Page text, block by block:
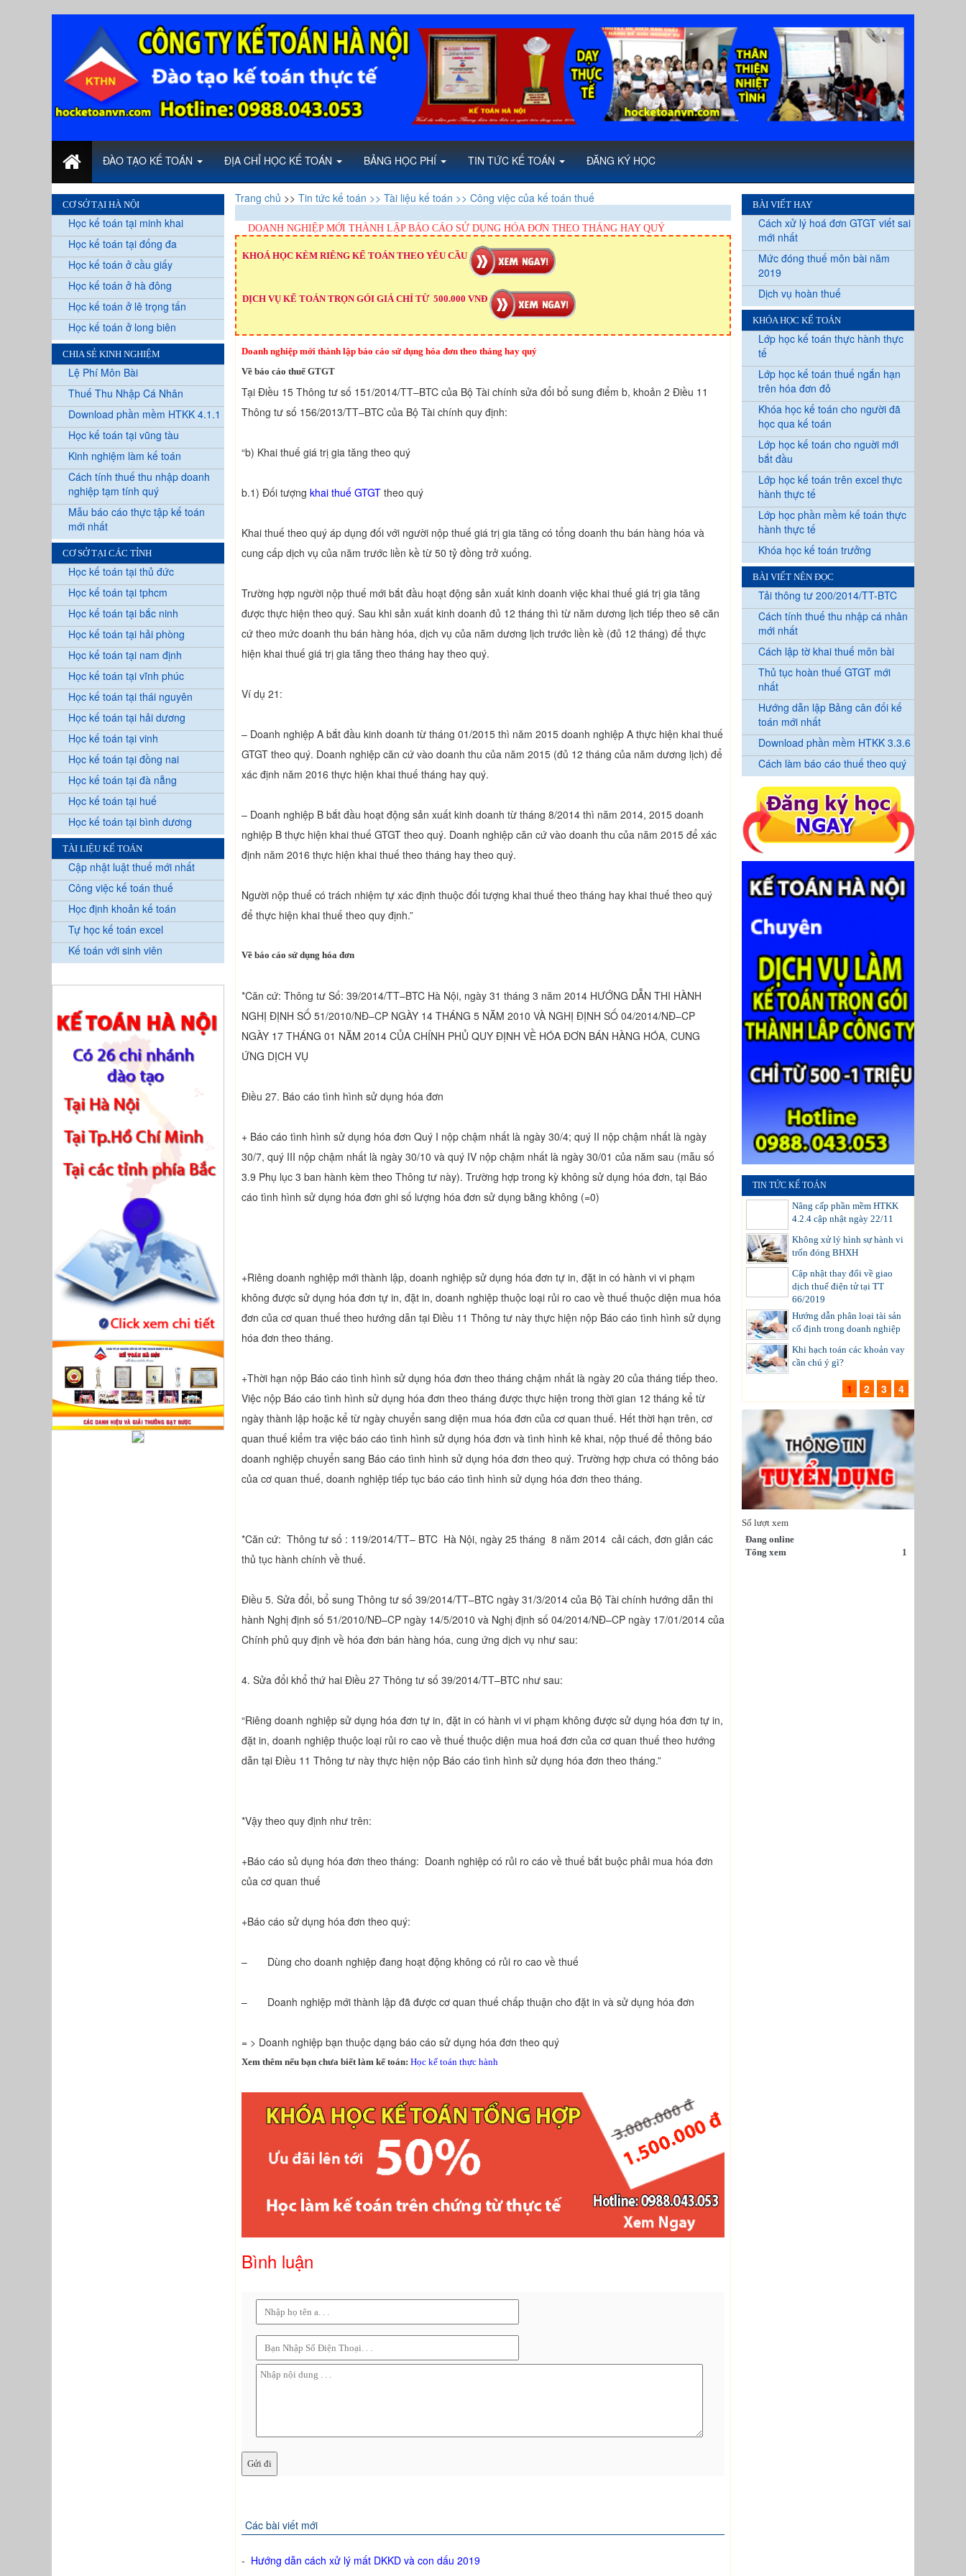
ĐÀO TẠO KẾ TOÁN ĐỊA CHỈ HỌC KẾ TOÁN BẢNG HỌC PHÍ TIN TỨC KẾ TOÁN ĐĂNG KÝ HỌC
CƠ SỞ TẠI HÀ NỘI
Học kế toán tại minh khai
Học kế toán tại đống đa
Học kế toán ở cầu giấy
Học kế toán ở hà đông
Học kế toán ở lê trọng tấn
Học kế toán ở long biên
CHIA SẺ KINH NGHIỆM
Lệ Phí Môn Bài
Thuế Thu Nhập Cá Nhân
Download phần mềm HTKK 4.1.1
Học kế toán tại vũng tàu
Kinh nghiệm làm kế toán
Cách tính thuế thu nhập doanh
nghiệp tạm tính quý
Mẫu báo cáo thực tập kế toán
mới nhất
CƠ SỞ TẠI CÁC TỈNH
Học kế toán tại thủ đức
Học kế toán tại tphcm
Học kế toán tại bắc ninh
Học kế toán tại hải phòng
Học kế toán tại nam định
Học kế toán tại vĩnh phúc
Học kế toán tại thái nguyên
Học kế toán tại hải dương
Học kế toán tại vinh
Học kế toán tại đồng nai
Học kế toán tại đà nẵng
Học kế toán tại huế
Học kế toán tại bình dương
TÀI LIỆU KẾ TOÁN
Cập nhật luật thuế mới nhất
Công việc kế toán thuế
Học định khoản kế toán
Tự học kế toán excel
Kế toán với sinh viên
Trang chủ >> Tin tức kế toán >> Tài liệu kế toán >> Công việc của kế toán thuế
DOANH NGHIỆP MỚI THÀNH LẬP BÁO CÁO SỬ DỤNG HÓA ĐƠN THEO THÁNG HAY QUÝ
KHOÁ HỌC KÈM RIÊNG KẾ TOÁN THEO YÊU CẦU
DỊCH VỤ KẾ TOÁN TRỌN GÓI GIÁ CHỈ TỪ 500.000 VNĐ
Doanh nghiệp mới thành lập báo cáo sử dụng hóa đơn theo tháng hay quý
Về báo cáo thuế GTGT
Tại Điều 15 Thông tư số 151/2014/TT–BTC của Bộ Tài chính sửa đổi bổ sung điểm b, khoản 2 Điều 11
Thông tư số 156/2013/TT–BTC của Bộ Tài chính quy định:
“b) Khai thuế giá trị gia tăng theo quý
b.1) Đối tượng khai thuế GTGT theo quý
Khai thuế theo quý áp dụng đối với người nộp thuế giá trị gia tăng có tổng doanh thu bán hàng hóa và
cung cấp dịch vụ của năm trước liền kề từ 50 tỷ đồng trở xuống.
Trường hợp người nộp thuế mới bắt đầu hoạt động sản xuất kinh doanh việc khai thuế giá trị gia tăng
được thực hiện theo quý. Sau khi sản xuất kinh doanh đủ 12 tháng thì từ năm dương lịch tiếp theo sẽ căn
cứ theo mức doanh thu bán hàng hóa, dịch vụ của năm dương lịch trước liền kề (đủ 12 tháng) để thực
hiện khai thuế giá trị gia tăng theo tháng hay theo quý.
Ví dụ 21:
– Doanh nghiệp A bắt đầu kinh doanh từ tháng 01/2015 thì năm 2015 doanh nghiệp A thực hiện khai thuế
GTGT theo quý. Doanh nghiệp căn cứ vào doanh thu của năm 2015 (đủ 12 tháng của năm dương lịch) để
xác định năm 2016 thực hiện khai thuế tháng hay quý.
– Doanh nghiệp B bắt đầu hoạt động sản xuất kinh doanh từ tháng 8/2014 thì năm 2014, 2015 doanh
nghiệp B thực hiện khai thuế GTGT theo quý. Doanh nghiệp căn cứ vào doanh thu của năm 2015 để xác
định năm 2016 thực hiện khai thuế theo tháng hay theo quý.
Người nộp thuế có trách nhiệm tự xác định thuộc đối tượng khai thuế theo tháng hay khai thuế theo quý
để thực hiện khai thuế theo quy định.”
Về báo cáo sử dụng hóa đơn
*Căn cứ: Thông tư Số: 39/2014/TT–BTC Hà Nội, ngày 31 tháng 3 năm 2014 HƯỚNG DẪN THI HÀNH
NGHỊ ĐỊNH SỐ 51/2010/NĐ–CP NGÀY 14 THÁNG 5 NĂM 2010 VÀ NGHỊ ĐỊNH SỐ 04/2014/NĐ–CP
NGÀY 17 THÁNG 01 NĂM 2014 CỦA CHÍNH PHỦ QUY ĐỊNH VỀ HÓA ĐƠN BÁN HÀNG HÓA, CUNG
ỨNG DỊCH VỤ
Điều 27. Báo cáo tình hình sử dụng hóa đơn
+ Báo cáo tình hình sử dụng hóa đơn Quý I nộp chậm nhất là ngày 30/4; quý II nộp chậm nhất là ngày
30/7, quý III nộp chậm nhất là ngày 30/10 và quý IV nộp chậm nhất là ngày 30/01 của năm sau (mẫu số
3.9 Phụ lục 3 ban hành kèm theo Thông tư này). Trường hợp trong kỳ không sử dụng hóa đơn, tại Báo
cáo tình hình sử dụng hóa đơn ghi số lượng hóa đơn sử dụng bằng không (=0)
+Riêng doanh nghiệp mới thành lập, doanh nghiệp sử dụng hóa đơn tự in, đặt in có hành vi vi phạm
không được sử dụng hóa đơn tự in, đặt in, doanh nghiệp thuộc loại rủi ro cao về thuế thuộc diện mua hóa
đơn của cơ quan thuế theo hướng dẫn tại Điều 11 Thông tư này thực hiện nộp Báo cáo tình hình sử dụng
hóa đơn theo tháng.
+Thời hạn nộp Báo cáo tình hình sử dụng hóa đơn theo tháng chậm nhất là ngày 20 của tháng tiếp theo.
Việc nộp Báo cáo tình hình sử dụng hóa đơn theo tháng được thực hiện trong thời gian 12 tháng kể từ
ngày thành lập hoặc kể từ ngày chuyển sang diện mua hóa đơn của cơ quan thuế. Hết thời hạn trên, cơ
quan thuế kiểm tra việc báo cáo tình hình sử dụng hóa đơn và tình hình kê khai, nộp thuế để thông báo
doanh nghiệp chuyển sang Báo cáo tình hình sử dụng hóa đơn theo quý. Trường hợp chưa có thông báo
của cơ quan thuế, doanh nghiệp tiếp tục báo cáo tình hình sử dụng hóa đơn theo tháng.
*Căn cứ: Thông tư số : 119/2014/TT– BTC Hà Nội, ngày 25 tháng 8 năm 2014 cải cách, đơn giản các
thủ tục hành chính về thuế.
Điều 5. Sửa đổi, bổ sung Thông tư số 39/2014/TT–BTC ngày 31/3/2014 của Bộ Tài chính hướng dẫn thi
hành Nghị định số 51/2010/NĐ–CP ngày 14/5/2010 và Nghị định số 04/2014/NĐ–CP ngày 17/01/2014 của
Chính phủ quy định về hóa đơn bán hàng hóa, cung ứng dịch vụ như sau:
4. Sửa đổi khổ thứ hai Điều 27 Thông tư số 39/2014/TT–BTC như sau:
“Riêng doanh nghiệp sử dụng hóa đơn tự in, đặt in có hành vi vi phạm không được sử dụng hóa đơn tự in,
đặt in, doanh nghiệp thuộc loại rủi ro cao về thuế thuộc diện mua hoá đơn của cơ quan thuế theo hướng
dẫn tại Điều 11 Thông tư này thực hiện nộp Báo cáo tình hình sử dụng hóa đơn theo tháng.”
*Vậy theo quy định như trên:
+Báo cáo sủ dụng hóa đơn theo tháng: Doanh nghiệp có rủi ro cáo về thuế bắt buộc phải mua hóa đơn
của cơ quan thuế
+Báo cáo sử dụng hóa đơn theo quý:
– Dùng cho doanh nghiệp đang hoạt động không có rủi ro cao về thuế
– Doanh nghiệp mới thành lập đã được cơ quan thuế chấp thuận cho đặt in và sử dụng hóa đơn
= > Doanh nghiệp bạn thuộc dạng báo cáo sử dụng hóa đơn theo quý
Xem thêm nếu bạn chưa biết làm kế toán: Học kế toán thực hành
Bình luận
Các bài viết mới
- Hướng dẫn cách xử lý mất DKKD và con dấu 2019
BÀI VIẾT HAY
Cách xử lý hoá đơn GTGT viết sai
mới nhất
Mức đóng thuế môn bài năm
2019
Dịch vụ hoàn thuế
KHÓA HỌC KẾ TOÁN
Lớp học kế toán thực hành thực
tế
Lớp học kế toán thuế ngắn hạn
trên hóa đơn đỏ
Khóa học kế toán cho người đã
học qua kế toán
Lớp học kế toán cho nguời mới
bắt đầu
Lớp học kế toán trên excel thực
hành thực tế
Lớp học phần mềm kế toán thực
hành thực tế
Khóa học kế toán trưởng
BÀI VIẾT NÊN ĐỌC
Tải thông tư 200/2014/TT-BTC
Cách tính thuế thu nhập cá nhân
mới nhất
Cách lập tờ khai thuế môn bài
Thủ tục hoàn thuế GTGT mới
nhất
Hướng dẫn lập Bảng cân đối kế
toán mới nhất
Download phần mềm HTKK 3.3.6
Cách làm báo cáo thuế theo quý
TIN TỨC KẾ TOÁN
Nâng cấp phần mềm HTKK
4.2.4 cập nhật ngày 22/11
Không xử lý hình sự hành vi
trốn đóng BHXH
Cập nhật thay đổi về giao
dịch thuế điện tử tại TT
66/2019
Hướng dẫn phân loại tài sản
cố định trong doanh nghiệp
Khi hạch toán các khoản vay
cần chú ý gì?
1 2 3 4
Số lượt xem
Đang online
Tổng xem
1